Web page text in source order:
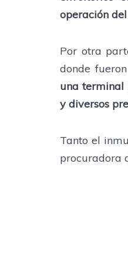
operación
Por otra
donde
una terminal
y diversos
Tanto el
procuradora